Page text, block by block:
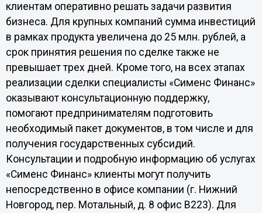
клиентам оперативно решать задачи развития
бизнеса. Для крупных компаний сумма инвестиций
в рамках продукта увеличена до 25 млн. рублей, а
срок принятия решения по сделке также не
превышает трех дней. Кроме того, на всех этапах
реализации сделки специалисты «Сименс Финанс»
оказывают консультационную поддержку,
помогают предпринимателям подготовить
необходимый пакет документов, в том числе и для
получения государственных субсидий.
Консультации и подробную информацию об услугах
«Сименс Финанс» клиенты могут получить
непосредственно в офисе компании (г. Нижний
Новгород, пер. Мотальный, д. 8 офис В223). Для